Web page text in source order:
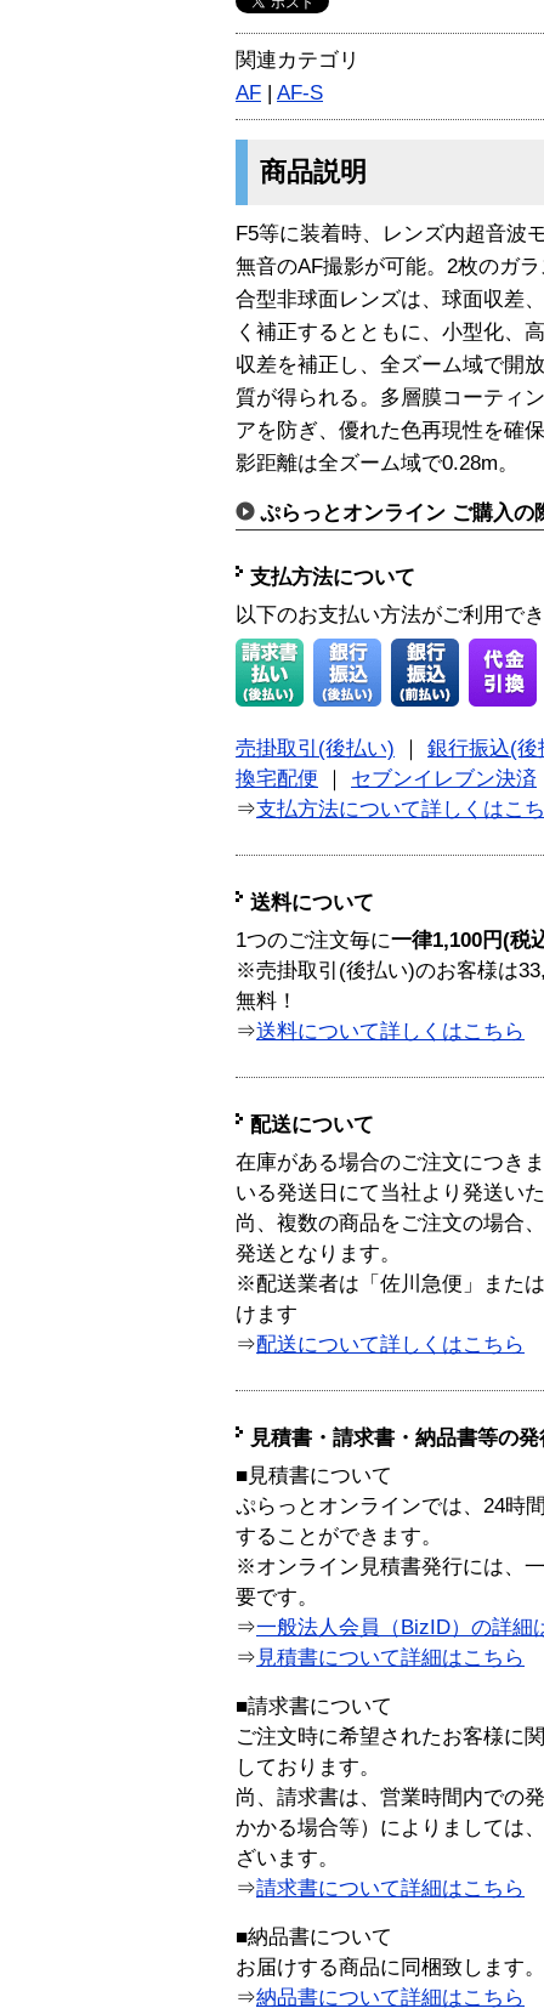
関連カテゴリ
AF | AF-S
商品説明
F5等に装着時、レンズ内超音波
無音のAF撮影が可能。2枚のガ
合型非球面レンズは、球面収差
く補正するとともに、小型化、
収差を補正し、全ズーム域で開
質が得られる。多層膜コーティ
アを防ぎ、優れた色再現性を確
影距離は全ズーム域で0.28m。
ぷらっとオンライン ご購入の
支払方法について
以下のお支払い方法がご利用で
売掛取引(後払い)
銀行振込(後
換宅配便
セブンイレブン決済
⇒支払方法について詳しくはこ
送料について
1つのご注文毎に一律1,100円(税
※売掛取引(後払い)のお客様は
無料！
⇒送料について詳しくはこちら
配送について
在庫がある場合のご注文につき
いる発送日にて当社より発送い
尚、複数の商品をご注文の場合
発送となります。
※配送業者は「佐川急便」また
けます
⇒配送について詳しくはこちら
見積書・請求書・納品書等の
■見積書について
ぷらっとオンラインでは、24時
することができます。
※オンライン見積書発行には、
要です。
⇒一般法人会員（BizID）の詳細
⇒ 見積書について詳細はこちら
■請求書について
ご注文時に希望されたお客様に
しております。
尚、請求書は、営業時間内での
かかる場合等）によりましては
ざいます。
⇒請求書について詳細はこちら
■納品書について
お届けする商品に同梱致します。
⇒納品書について詳細はこちら